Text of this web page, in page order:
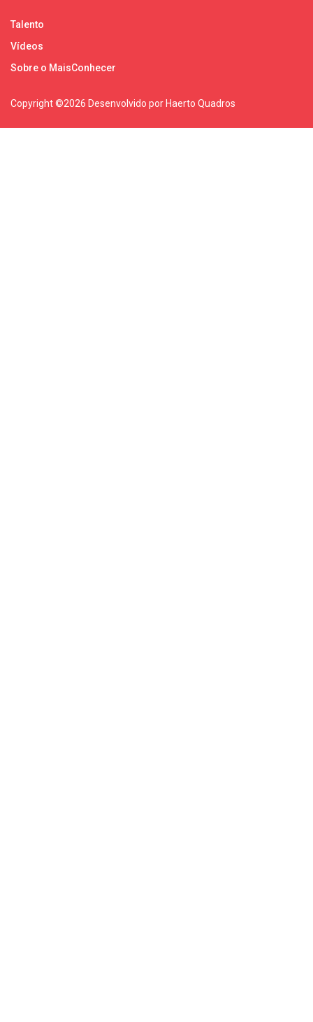
Talento
Vídeos
Sobre o MaisConhecer
Copyright ©2026 Desenvolvido por Haerto Quadros